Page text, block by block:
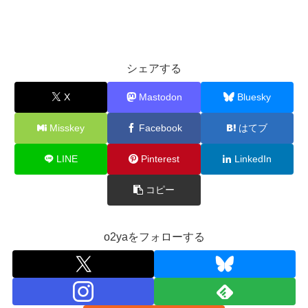
シェアする
X Mastodon Bluesky
Misskey Facebook はてブ
LINE Pinterest LinkedIn
コピー
o2yaをフォローする